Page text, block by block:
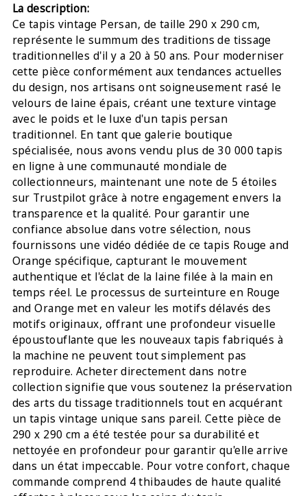
La description:
Ce tapis vintage Persan, de taille 290 x 290 cm,
représente le summum des traditions de tissage
traditionnelles d'il y a 20 à 50 ans. Pour moderniser
cette pièce conformément aux tendances actuelles
du design, nos artisans ont soigneusement rasé le
velours de laine épais, créant une texture vintage
avec le poids et le luxe d'un tapis persan
traditionnel. En tant que galerie boutique
spécialisée, nous avons vendu plus de 30 000 tapis
en ligne à une communauté mondiale de
collectionneurs, maintenant une note de 5 étoiles
sur Trustpilot grâce à notre engagement envers la
transparence et la qualité. Pour garantir une
confiance absolue dans votre sélection, nous
fournissons une vidéo dédiée de ce tapis Rouge and
Orange spécifique, capturant le mouvement
authentique et l'éclat de la laine filée à la main en
temps réel. Le processus de surteinture en Rouge
and Orange met en valeur les motifs délavés des
motifs originaux, offrant une profondeur visuelle
époustouflante que les nouveaux tapis fabriqués à
la machine ne peuvent tout simplement pas
reproduire. Acheter directement dans notre
collection signifie que vous soutenez la préservation
des arts du tissage traditionnels tout en acquérant
un tapis vintage unique sans pareil. Cette pièce de
290 x 290 cm a été testée pour sa durabilité et
nettoyée en profondeur pour garantir qu'elle arrive
dans un état impeccable. Pour votre confort, chaque
commande comprend 4 thibaudes de haute qualité